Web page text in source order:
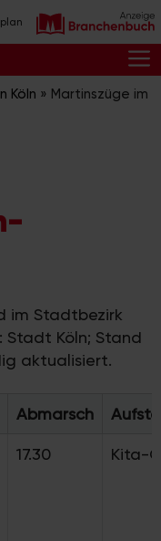
Köln » Martinszüge im
im Stadtbezirk
Stadt Köln; Stand
aktualisiert.
Abmarsch
17.30 Kita-